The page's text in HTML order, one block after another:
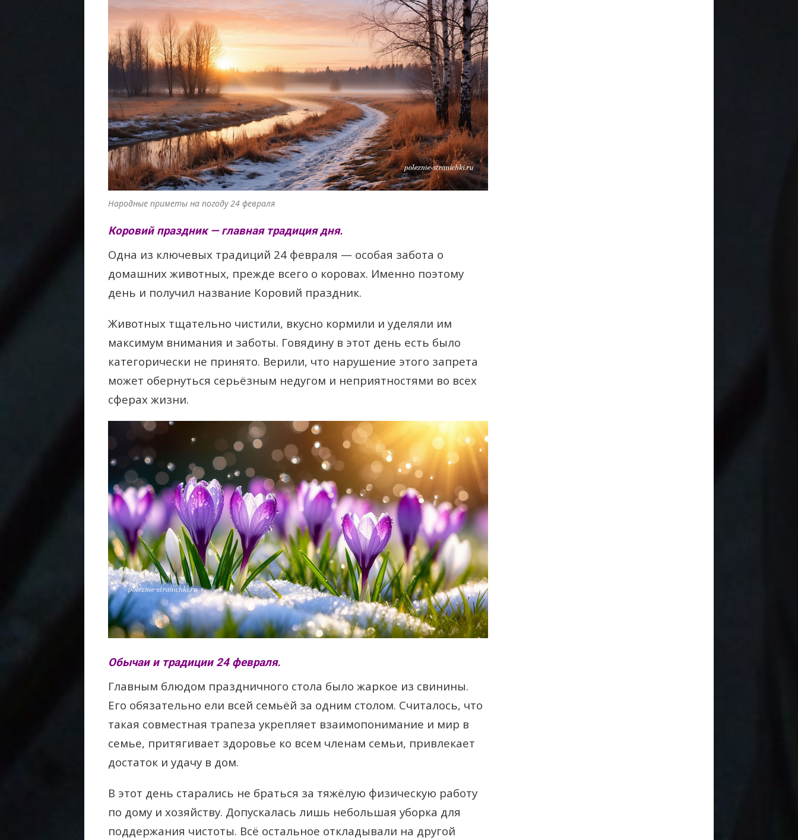
Народные приметы на погоду 24 февраля
Коровий праздник — главная традиция дня.
Одна из ключевых традиций 24 февраля — особая забота о
домашних животных, прежде всего о коровах. Именно поэтому
день и получил название Коровий праздник.
Животных тщательно чистили, вкусно кормили и уделяли им
максимум внимания и заботы. Говядину в этот день есть было
категорически не принято. Верили, что нарушение этого запрета
может обернуться серьёзным недугом и неприятностями во всех
сферах жизни.
Обычаи и традиции 24 февраля.
Главным блюдом праздничного стола было жаркое из свинины.
Его обязательно ели всей семьёй за одним столом. Считалось, что
такая совместная трапеза укрепляет взаимопонимание и мир в
семье, притягивает здоровье ко всем членам семьи, привлекает
достаток и удачу в дом.
В этот день старались не браться за тяжёлую физическую работу
по дому и хозяйству. Допускалась лишь небольшая уборка для
поддержания чистоты. Всё остальное откладывали на другой